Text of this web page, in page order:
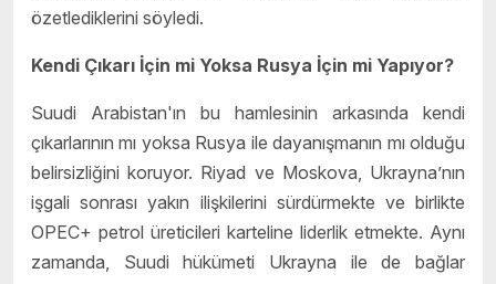
özetlediklerini söyledi.
Kendi Çıkarı İçin mi Yoksa Rusya İçin mi Yapıyor?
Suudi Arabistan'ın bu hamlesinin arkasında kendi
çıkarlarının mı yoksa Rusya ile dayanışmanın mı olduğu
belirsizliğini koruyor. Riyad ve Moskova, Ukrayna’nın
işgali sonrası yakın ilişkilerini sürdürmekte ve birlikte
OPEC+ petrol üreticileri karteline liderlik etmekte. Aynı
zamanda, Suudi hükümeti Ukrayna ile de bağlar